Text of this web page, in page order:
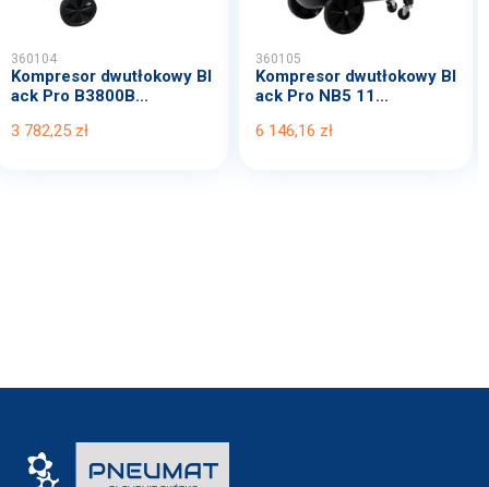
360104
Kompresor dwutłokowy Bl
ack Pro B3800B...
3 782,25 zł
360105
Kompresor dwutłokowy Bl
ack Pro NB5 11...
6 146,16 zł